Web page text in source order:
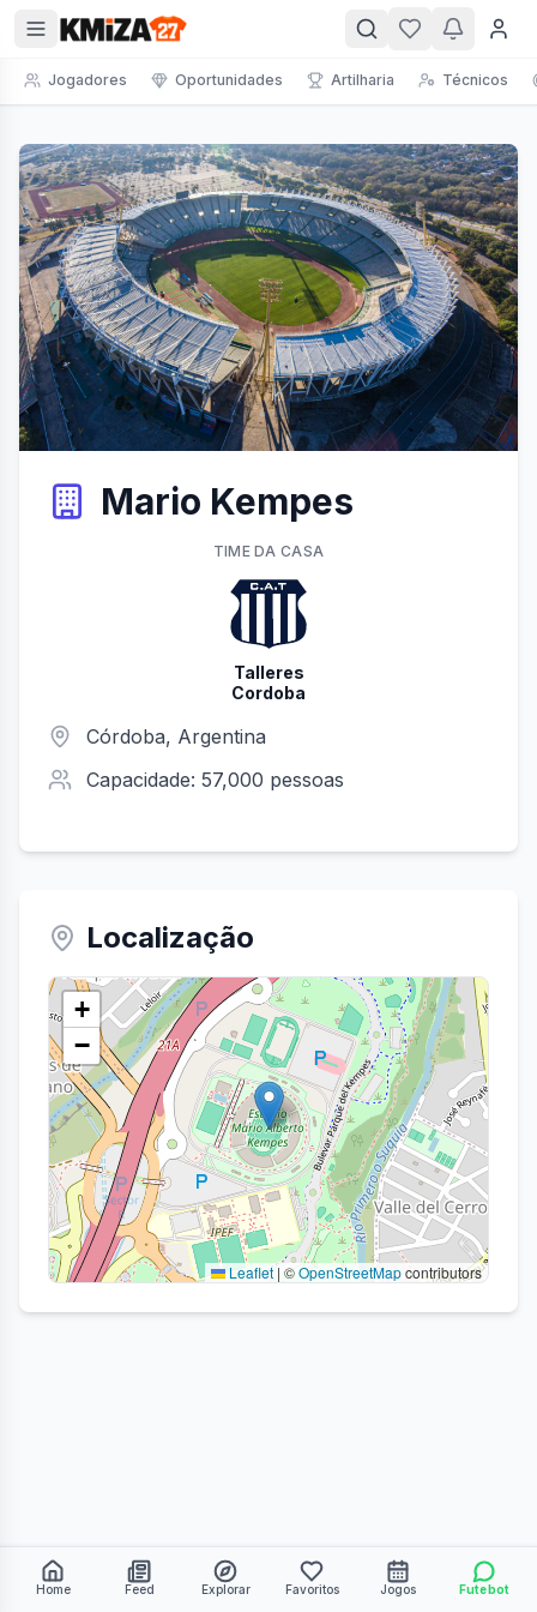
Jogadores Oportunidades Artilharia Técnicos
Mario Kempes
Córdoba, Argentina
Capacidade: 57,000 pessoas
TIMEDA CASA
Talleres
Cordoba
Localização
+
−
Leaflet | ©OpenStreetMapcontributors
Home Feed Explorar Favoritos Jogos Futebot